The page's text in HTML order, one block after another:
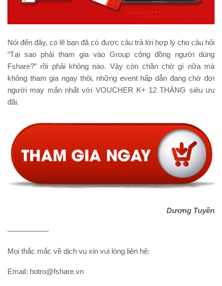
Nói đến đây, có lẽ bạn đã có được câu trả lời hợp lý cho câu hỏi
“Tại sao phải tham gia vào Group cộng đồng người dùng
Fshare?” rồi phải không nào. Vậy còn chần chờ gì nữa mà
không tham gia ngay thôi, những event hấp dẫn đang chờ đợi
người may mắn nhất với VOUCHER K+ 12 THÁNG siêu ưu
đãi.
Dương Tuyền
—————–
Mọi thắc mắc về dịch vụ xin vui lòng liên hệ:
Email: hotro@fshare.vn